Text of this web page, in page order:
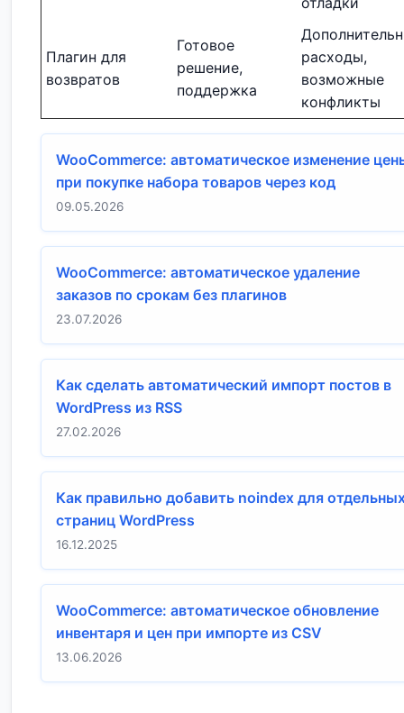
Плагин для
возвратов
Готовое
решение,
поддержка
расходы,
возможные
конфликты
WooCommerce: автоматическое изменение
при покупке набора товаров через код
09.05.2026
WooCommerce: автоматическое удаление
заказов по срокам без плагинов
23.07.2026
Как сделать автоматический импорт постов в
WordPress из RSS
27.02.2026
Как правильно добавить noindex для
страниц WordPress
16.12.2025
WooCommerce: автоматическое обновление
инвентаря и цен при импорте из CSV
13.06.2026